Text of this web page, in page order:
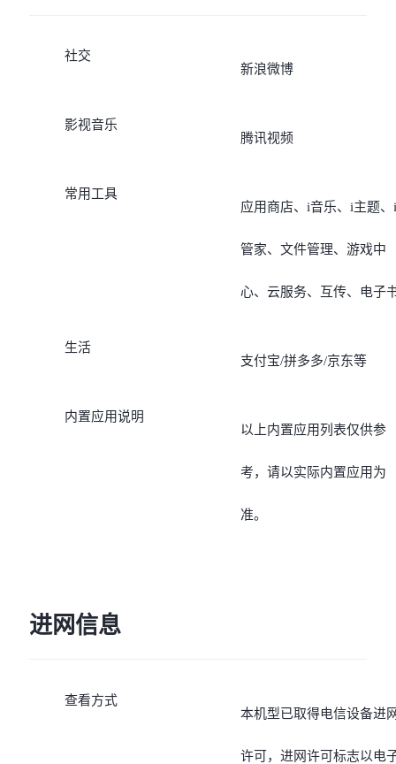
社交
新浪微博
影视音乐
腾讯视频
常用工具
应用商店、i音乐、i主题、i
管家、文件管理、游戏中
心、云服务、互传、电子
生活
支付宝/拼多多/京东等
内置应用说明
以上内置应用列表仅供参
考，请以实际内置应用为
准。
进网信息
查看方式
本机型已取得电信设备进
许可，进网许可标志以电